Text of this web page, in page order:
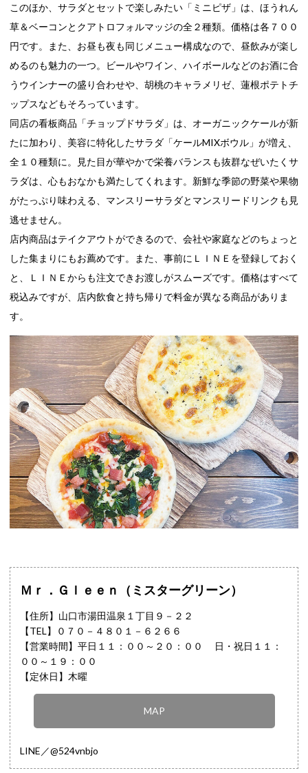
このほか、サラダとセットで楽しみたい「ミニピザ」は、ほうれん
草＆ベーコンとクアトロフォルマッジの全２種類。価格は各７００
円です。また、お昼も夜も同じメニュー構成なので、昼飲みが楽し
めるのも魅力の一つ。ビールやワイン、ハイボールなどのお酒に合
うウインナーの盛り合わせや、胡桃のキャラメリゼ、蓮根ポテトチ
ップスなどもそろっています。
同店の看板商品「チョップドサラダ」は、オーガニックケールが新
たに加わり、美容に特化したサラダ「ケールMIXボウル」が増え、
全１０種類に。見た目が華やかで栄養バランスも抜群なぜいたくサ
ラダは、心もおなかも満たしてくれます。新鮮な季節の野菜や果物
がたっぷり味わえる、マンスリーサラダとマンスリードリンクも見
逃せません。
店内商品はテイクアウトができるので、会社や家庭などのちょっと
した集まりにもお薦めです。また、事前にＬＩＮＥを登録しておく
と、ＬＩＮＥからも注文できお渡しがスムーズです。価格はすべて
税込みですが、店内飲食と持ち帰りで料金が異なる商品がありま
す。
Ｍｒ．Ｇｌｅｅｎ（ミスターグリーン）
【住所】山口市湯田温泉１丁目９－２２
【TEL】
０７０－４８０１－６２６６
【営業時間】平日１１：００～２０：００ 日・祝日１１：
００～１９：００
【定休日】木曜
MAP
LINE／@524vnbjo